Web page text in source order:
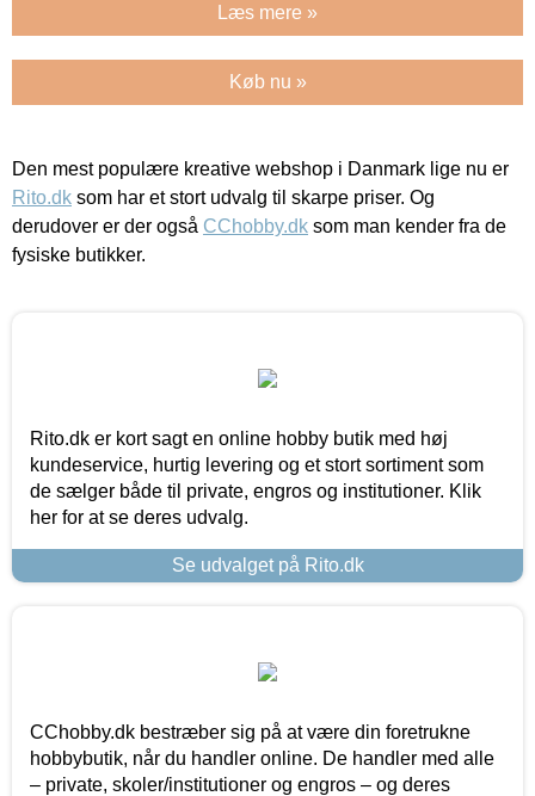
Læs mere »
Køb nu »
Den mest populære kreative webshop i Danmark lige nu er
Rito.dk som har et stort udvalg til skarpe priser. Og
derudover er der også CChobby.dk som man kender fra de
fysiske butikker.
Rito.dk er kort sagt en online hobby butik med høj
kundeservice, hurtig levering og et stort sortiment som
de sælger både til private, engros og institutioner. Klik
her for at se deres udvalg.
Se udvalget på Rito.dk
CChobby.dk bestræber sig på at være din foretrukne
hobbybutik, når du handler online. De handler med alle
– private, skoler/institutioner og engros – og deres